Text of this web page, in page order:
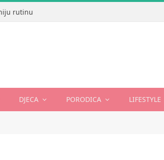
rutinu
DJECA PORODICA LIFESTYLE